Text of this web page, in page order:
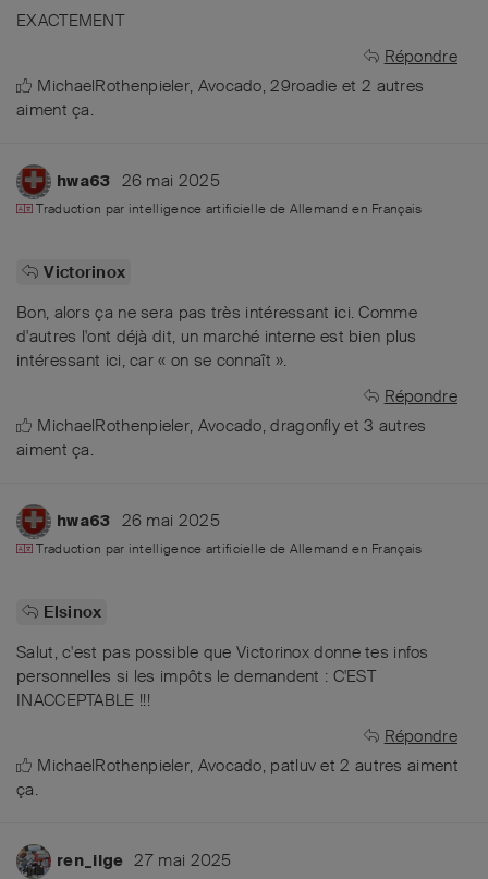
EXACTEMENT
Répondre
MichaelRothenpieler, Avocado,29roadie et 2 autres
aiment ça.
hwa63 26 mai 2025
Traduction par intelligence artificielle de Allemand en Français
Victorinox
Bon, alors ça ne sera pas très intéressant ici. Comme
d'autres l'ont déjà dit, un marché interne est bien plus
intéressant ici, car « on se connaît ».
Répondre
MichaelRothenpieler, Avocado,dragonfly et3 autres
aiment ça.
hwa63 26 mai 2025
Traduction par intelligence artificielle de Allemand en Français
Elsinox
Salut, c'est pas possible que Victorinox donne tes infos
personnelles si les impôts le demandent : C'EST
INACCEPTABLE !!!
Répondre
MichaelRothenpieler, Avocado, patluv et2 autres aiment
ça.
ren_ilge 27 mai 2025